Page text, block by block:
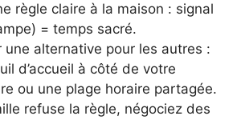
règle claire à la maison : signal
= temps sacré.
une alternative pour les autres :
d’accueil à côté de votre
ou une plage horaire partagée.
refuse la règle, négociez des